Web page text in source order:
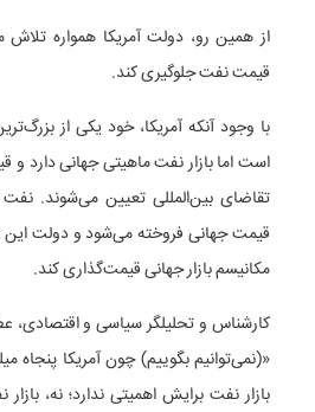
از همین رو، دولت آمریکا همواره
قیمت نفت جلوگیری کند.
با وجود آنکه آمریکا، خود یکی از
است اما بازار نفت ماهیتی جهانی دارد
تقاضای بین‌المللی تعیین می‌شوند. نفت
قیمت جهانی فروخته می‌شود و دولت این
مکانیسم بازار جهانی قیمت‌گذاری کند.
کارشناس و تحلیلگر سیاسی و اقتصادی،
«(نمی‌توانیم بگوییم) چون آمریکا پنجاه
بازار نفت برایش اهمیتی ندارد؛ نه،